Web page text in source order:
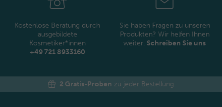
Kostenlose Beratung durch
ausgebildete
Kosmetiker*innen
+49 721 8933160
Sie haben Fragen zu unseren
Produkten? Wir helfen Ihnen
weiter. Schreiben Sie uns
2 Gratis-Proben zu jeder Bestellung